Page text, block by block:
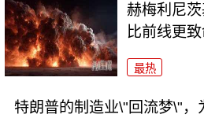
赫梅利尼
比前线更
最热
特朗普的制造业\"回流梦\"，